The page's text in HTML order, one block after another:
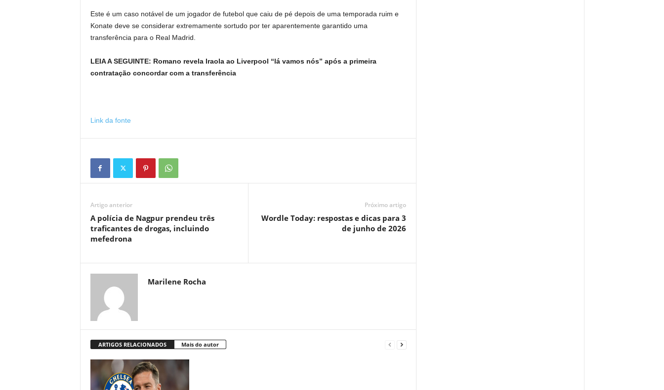
Este é um caso notável de um jogador de futebol que caiu de pé depois de uma temporada ruim e
Konate deve se considerar extremamente sortudo por ter aparentemente garantido uma
transferência para o Real Madrid.
LEIA A SEGUINTE: Romano revela Iraola ao Liverpool “lá vamos nós” após a primeira
contratação concordar com a transferência
Link da fonte
Artigo anterior
A polícia de Nagpur prendeu três
traficantes de drogas, incluindo
mefedrona
Próximo artigo
Wordle Today: respostas e dicas para 3
de junho de 2026
Marilene Rocha
ARTIGOS RELACIONADOS Mais do autor